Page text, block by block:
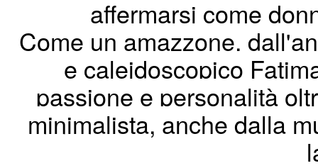
affermarsi come
Come un amazzone,
e caleidoscopico
passione e personalità
minimalista, anche dalla